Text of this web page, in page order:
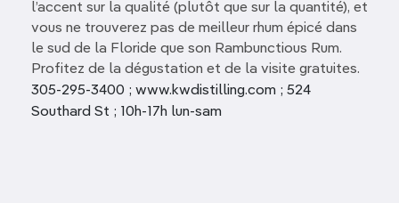
l’accent sur la qualité (plutôt que sur la quantité), et
vous ne trouverez pas de meilleur rhum épicé dans
le sud de la Floride que son Rambunctious Rum.
Profitez de la dégustation et de la visite gratuites.
305-295-3400 ; www.kwdistilling.com ; 524
Southard St ; 10h-17h lun-sam